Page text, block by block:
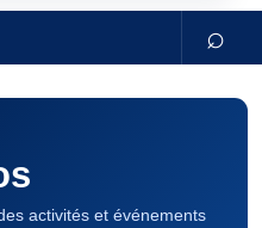
⌕
activités et événements